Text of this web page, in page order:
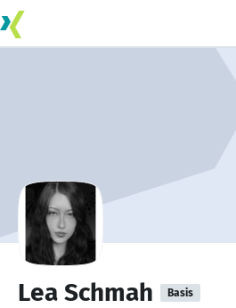
Lea Schmah Basis